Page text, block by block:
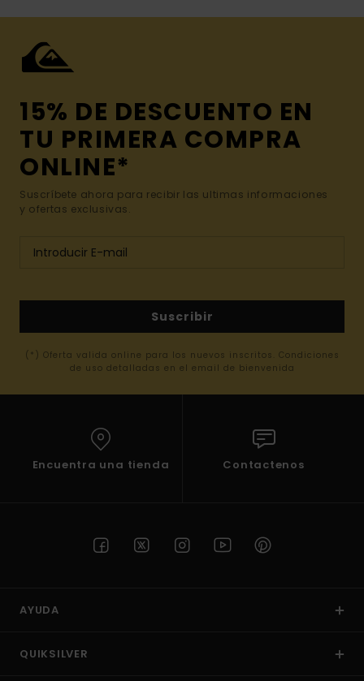
15% DE DESCUENTO EN
TU PRIMERA COMPRA
ONLINE*
Suscríbete ahora para recibir las ultimas informaciones
y ofertas exclusivas.
Suscribir
(*) Oferta valida online para los nuevos inscritos. Condiciones
de uso detalladas en el email de bienvenida
Encuentra una tienda Contactenos
AYUDA
QUIKSILVER